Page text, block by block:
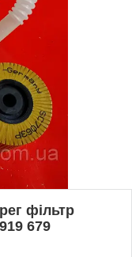
фільтр
679